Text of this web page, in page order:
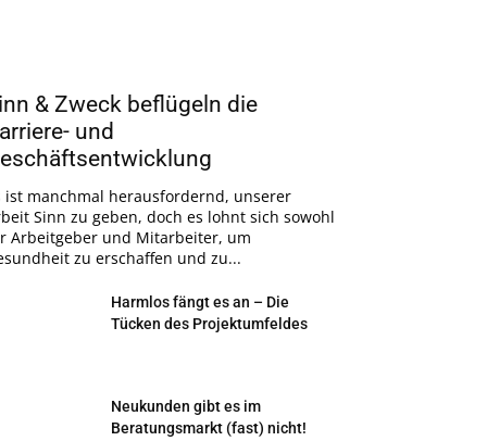
& Zweck beflügeln die
und
ist manchmal herausfordernd, unserer
Sinn zu geben, doch es lohnt sich sowohl
Arbeitgeber und Mitarbeiter, um
zu erschaffen und zu...
Harmlos fängt es an – Die
Tücken des Projektumfeldes
Neukunden gibt es im
Beratungsmarkt (fast) nicht!